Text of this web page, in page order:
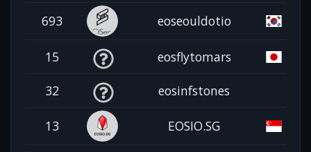
693 eoseouldotio
15 eosflytomars
32 eosinfstones
13 EOSIO.SG